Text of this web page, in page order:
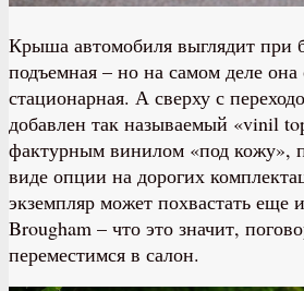
Крыша автомобиля выглядит при
подъемная – но на самом деле
стационарная. А сверху с
добавлен так называемый «vinil
фактурным винилом «под кожу»,
виде опции на дорогих
экземпляр может похвастать еще
Brougham – что это значит,
переместимся в салон.